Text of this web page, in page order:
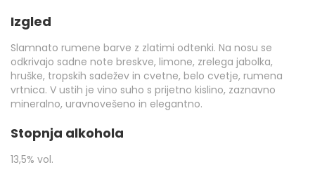
Izgled
Slamnato rumene barve z zlatimi odtenki. Na nosu se
odkrivajo sadne note breskve, limone, zrelega jabolka,
hruške, tropskih sadežev in cvetne, belo cvetje, rumena
vrtnica. V ustih je vino suho s prijetno kislino, zaznavno
mineralno, uravnovešeno in elegantno.
Stopnja alkohola
13,5% vol.